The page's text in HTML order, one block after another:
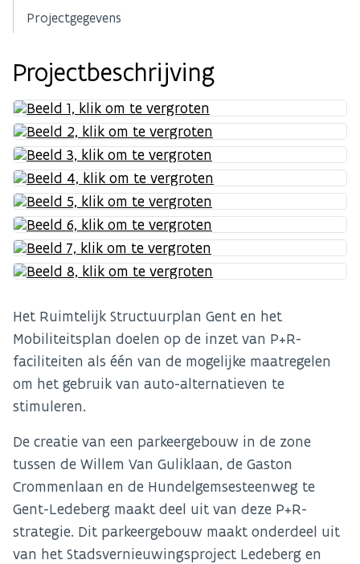
Projectgegevens
Projectbeschrijving
Het Ruimtelijk Structuurplan Gent en het
Mobiliteitsplan doelen op de inzet van P+R-
faciliteiten als één van de mogelijke maatregelen
om het gebruik van auto-alternatieven te
stimuleren.
De creatie van een parkeergebouw in de zone
tussen de Willem Van Guliklaan, de Gaston
Crommenlaan en de Hundelgemsesteenweg te
Gent-Ledeberg maakt deel uit van deze P+R-
strategie. Dit parkeergebouw maakt onderdeel uit
van het Stadsvernieuwingsproject Ledeberg en